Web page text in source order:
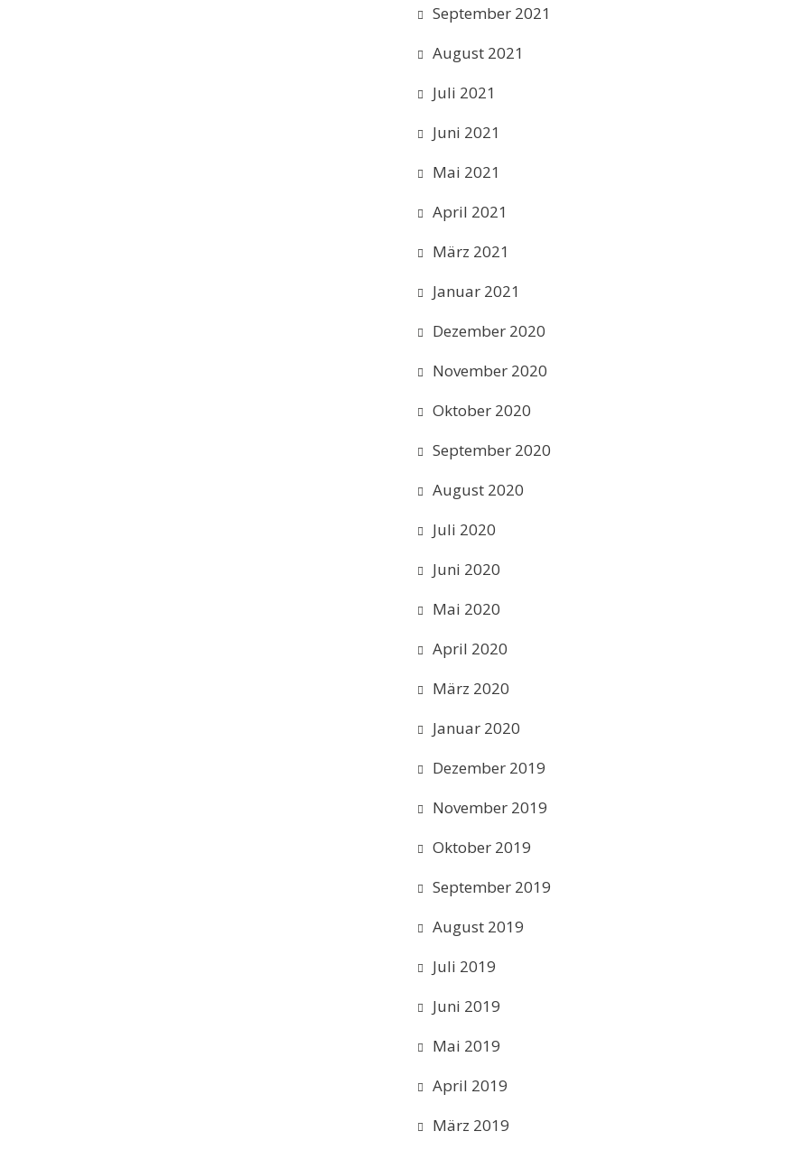
September 2021
August 2021
Juli 2021
Juni 2021
Mai 2021
April 2021
März 2021
Januar 2021
Dezember 2020
November 2020
Oktober 2020
September 2020
August 2020
Juli 2020
Juni 2020
Mai 2020
April 2020
März 2020
Januar 2020
Dezember 2019
November 2019
Oktober 2019
September 2019
August 2019
Juli 2019
Juni 2019
Mai 2019
April 2019
März 2019